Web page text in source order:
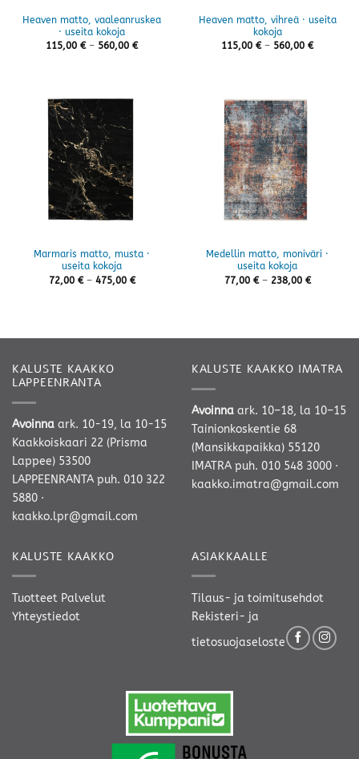
Heaven matto, vaaleanruskea
· useita kokoja
115,00 € – 560,00 €Hintaluokka:
Heaven matto, vihreä · useita
kokoja
115,00 € – 560,00 €
Marmaris matto, musta ·
useita kokoja
72,00 € – 475,00 €Hintaluokka:
Medellin matto, moniväri ·
useita kokoja
77,00 € – 238,00 €
KALUSTE KAAKKO
LAPPEENRANTA
Avoinna ark. 10-19, la 10-15
Kaakkoiskaari 22 (Prisma
Lappee) 53500
LAPPEENRANTA puh. 010 322
5880 ·
kaakko.lpr@gmail.com
KALUSTE KAAKKO IMATRA
Avoinna ark. 10–18, la 10–15
Tainionkoskentie 68
(Mansikkapaikka) 55120
IMATRA puh. 010 548 3000 ·
kaakko.imatra@gmail.com
KALUSTE KAAKKO
Tuotteet Palvelut
Yhteystiedot
ASIAKKAALLE
Tilaus- ja toimitusehdot
Rekisteri- ja
tietosuojaseloste